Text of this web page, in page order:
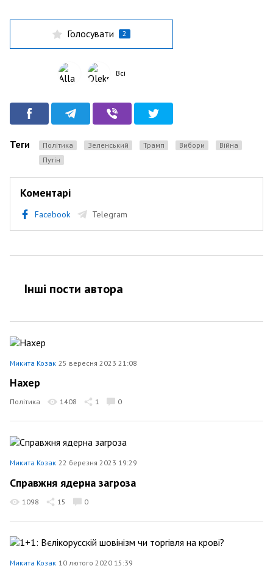
Голосувати 2
Всі
Теги Політика Зеленський Трамп вибори
Війна
Путін
Коментарі
Facebook Telegram
Інші пости автора
Микита Козак 25 вересня 2023 21:08
Нахер
Політика 1408 1 0
Микита Козак 22 березня 2023 19:29
Справжня ядерна загроза
1098 15 0
Микита Козак 10 лютого 2020 15:39